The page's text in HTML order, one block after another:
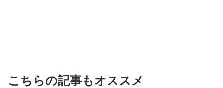
こちらの記事もオススメ